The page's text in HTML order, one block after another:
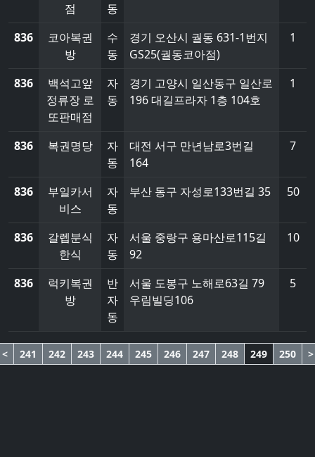
점
동
836
코아복권
방
수
동
경기 오산시 궐동 631-1번지
GS25(궐동코아점)
1
836
백석고앞
정류장 로
또판매점
자
동
경기 고양시 일산동구 일산로
196 대길프라자 1층 104호
1
836 복권명당
자
동
대전 서구 만년남로3번길
164
7
836
부일카서
비스
자
동
부산 동구 자성로133번길 35 50
836
갈렙분식
한식
자
동
서울 중랑구 용마산로115길
92
10
836
럭키복권
방
반
자
동
서울 도봉구 노해로63길 79
우림빌딩106
5
< 241 242 243 244 245 246 247 248 249 250 >